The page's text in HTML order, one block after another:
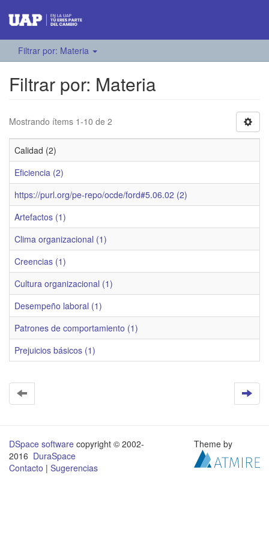
Filtrar por: Materia
Filtrar por: Materia
Mostrando ítems 1-10 de 2
Calidad (2)
Eficiencia (2)
https://purl.org/pe-repo/ocde/ford#5.06.02 (2)
Artefactos (1)
Clima organizacional (1)
Creencias (1)
Cultura organizacional (1)
Desempeño laboral (1)
Patrones de comportamiento (1)
Prejuicios básicos (1)
DSpace software copyright © 2002-
2016 DuraSpace
Contacto | Sugerencias
Theme by